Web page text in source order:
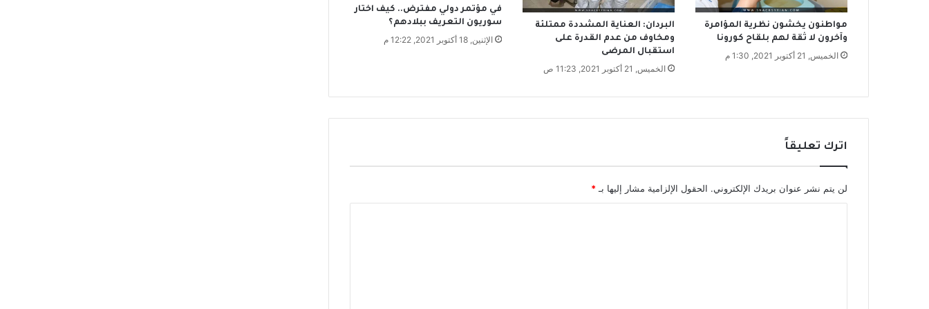
ل
م
و
ا
ب
ا
ت
مواطنون يخشون نظرية المؤامرة
وآخرون لا ثقة لهم بلقاح كورونا
الخميس, 21 أكتوبر 2021, 1:30 م
البردان: العناية المشددة ممتلئة
ومخاوف من عدم القدرة على
استقبال المرضى
الخميس, 21 أكتوبر 2021, 11:23 ص
في مؤتمر دولي مفترض.. كيف اختار
سوريون التعريف ببلادهم؟
الإثنين, 18 أكتوبر 2021, 12:22 م
اترك تعليقاً
لن يتم نشر عنوان بريدك الإلكتروني. الحقول الإلزامية مشار إليها بـ *